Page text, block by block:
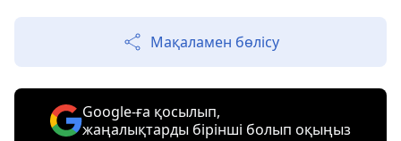
Мақаламен бөлісу
Google-ға қосылып,
жаңалықтарды бірінші болып оқыңыз